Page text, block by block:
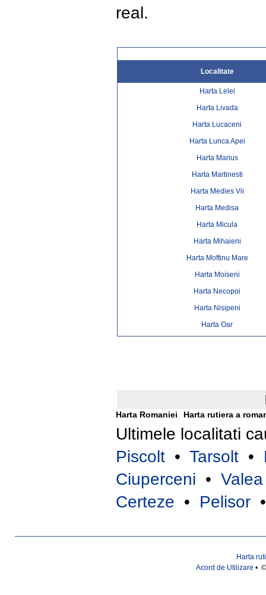
real.
Localitate
Harta Lelei
Harta Livada
Harta Lucaceni
Harta Lunca Apei
Harta Marius
Harta Martinesti
Harta Medies Vii
Harta Medisa
Harta Micula
Harta Mihaieni
Harta Moftinu Mare
Harta Moiseni
Harta Necopoi
Harta Nisipeni
Harta Oar
Harta Romaniei Harta rutiera a
Ultimele localitati
Piscolt • Tarsolt •
Ciuperceni •
Certeze • Pelisor
Harta
Acord de Utilizare •